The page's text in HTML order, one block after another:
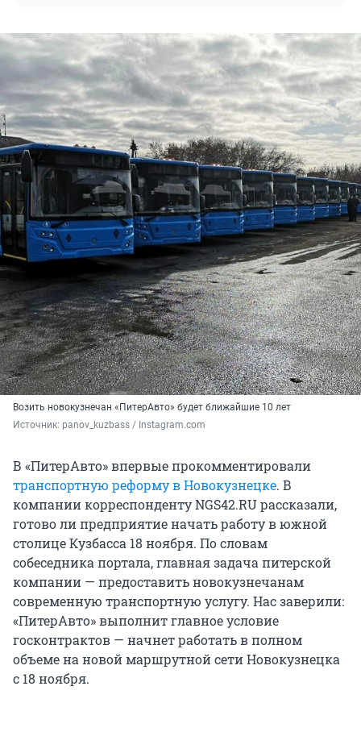
Возить новокузнечан «ПитерАвто» будет ближайшие 10 лет
Источник: panov_kuzbass / Instagram.com
В «ПитерАвто» впервые прокомментировали
транспортную реформу в Новокузнецке. В
компании корреспонденту NGS42.RU рассказали,
готово ли предприятие начать работу в южной
столице Кузбасса 18 ноября. По словам
собеседника портала, главная задача питерской
компании — предоставить новокузнечанам
современную транспортную услугу. Нас заверили:
«ПитерАвто» выполнит главное условие
госконтрактов — начнет работать в полном
объеме на новой маршрутной сети Новокузнецка
с 18 ноября.